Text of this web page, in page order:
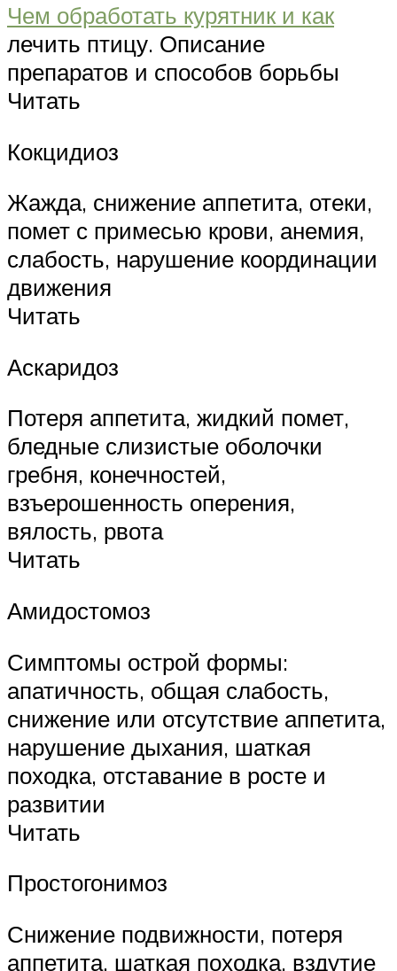
Чем обработать курятник и как
лечить птицу. Описание
препаратов и способов борьбы
Читать
Кокцидиоз
Жажда, снижение аппетита, отеки,
помет с примесью крови, анемия,
слабость, нарушение координации
движения
Читать
Аскаридоз
Потеря аппетита, жидкий помет,
бледные слизистые оболочки
гребня, конечностей,
взъерошенность оперения,
вялость, рвота
Читать
Амидостомоз
Симптомы острой формы:
апатичность, общая слабость,
снижение или отсутствие аппетита,
нарушение дыхания, шаткая
походка, отставание в росте и
развитии
Читать
Простогонимоз
Снижение подвижности, потеря
аппетита, шаткая походка, вздутие